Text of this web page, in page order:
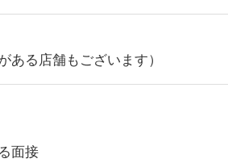
ある店舗もございます）
面接